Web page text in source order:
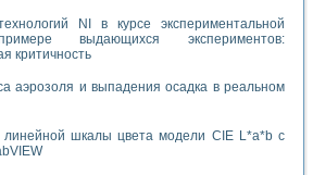
NI в курсе экспериментальной
выдающихся экспериментов:
критичность
аэрозоля и выпадения осадка в реальном
шкалы цвета модели CIE L*a*b с